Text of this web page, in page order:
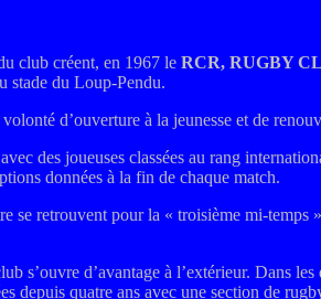
club créent, en 1967 le RCR, RUGBY
stade du Loup-Pendu.
d’ouverture à la jeunesse et de
des joueuses classées au rang
données à la fin de chaque match.
se retrouvent pour la « troisième mi-
s’ouvre d’avantage à l’extérieur. Dans
depuis quatre ans avec une section de